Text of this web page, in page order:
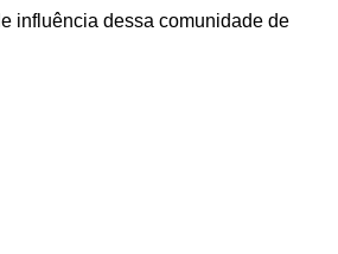
influência dessa comunidade de